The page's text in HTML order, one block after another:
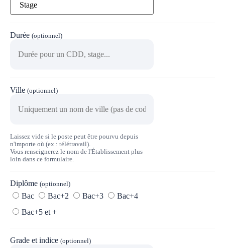
Durée (optionnel)
Ville (optionnel)
Laissez vide si le poste peut être pourvu depuis
n'importe où (ex : télétravail).
Vous renseignerez le nom de l'Établissement plus
loin dans ce formulaire.
Diplôme (optionnel)
Bac Bac+2 Bac+3
Bac+4
Bac+5 et +
Grade et indice (optionnel)